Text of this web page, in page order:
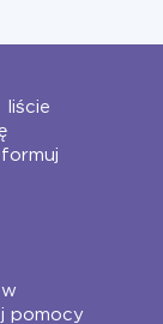
liście
pomocy